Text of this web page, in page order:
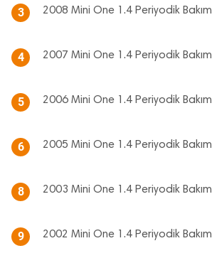
3 2008 Mini One 1.4 Periyodik Bakım
4 2007 Mini One 1.4 Periyodik Bakım
5 2006 Mini One 1.4 Periyodik Bakım
6 2005 Mini One 1.4 Periyodik Bakım
8 2003 Mini One 1.4 Periyodik Bakım
9 2002 Mini One 1.4 Periyodik Bakım